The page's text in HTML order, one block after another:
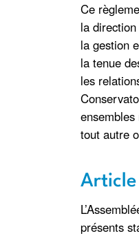
Ce
la
la gestion
la tenue
les
tout autre
Article
présents